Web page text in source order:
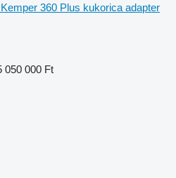
Kemper 360 Plus kukorica adapter
050 000 Ft